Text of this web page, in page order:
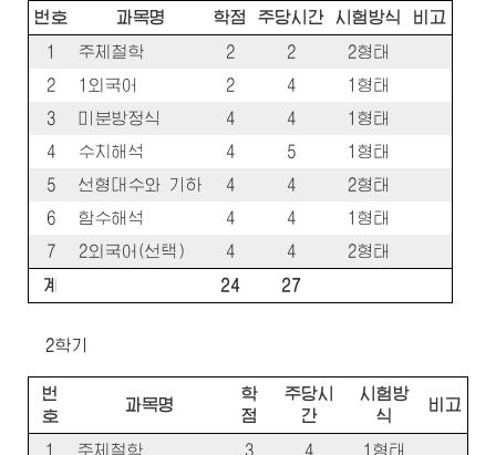
번호 과목명 학점 주당시간 시험방식 비고
1 주체철학 2 2
2형태
2
1외국어 2 4
1형태
3
미분방정식 4 4
1형태
4
수치해석 4 5
1형태
5
선형대수와 기하 4 4
2형태
6
함수해석 4 4
1형태
7
2외국어(선택) 4 4 2형태
계 24 27
2학기
번
호
과목명
학
점
주당시
간
시험방
식
비고
1 주체철학 3 4
1형태